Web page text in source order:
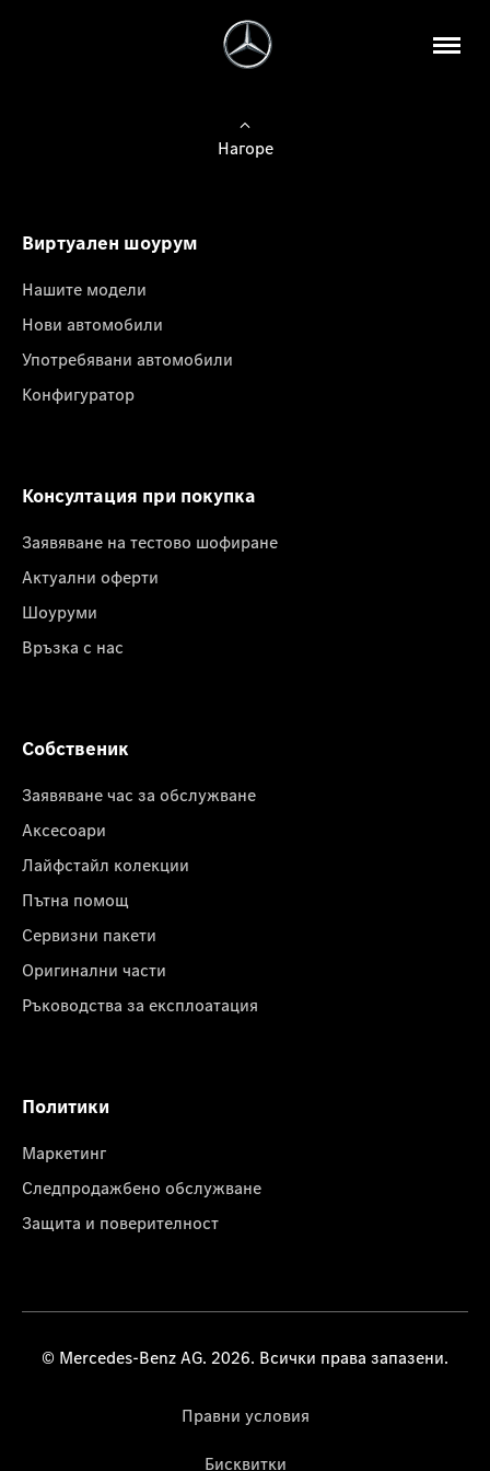
Нагоре
Виртуален шоурум
Нашите модели
Нови автомобили
Употребявани автомобили
Конфигуратор
Консултация при покупка
Заявяване на тестово шофиране
Актуални оферти
Шоуруми
Връзка с нас
Собственик
Заявяване час за обслужване
Аксесоари
Лайфстайл колекции
Пътна помощ
Сервизни пакети
Оригинални части
Ръководства за експлоатация
Политики
Маркетинг
Следпродажбено обслужване
Защита и поверителност
© Mercedes-Benz AG. 2026. Всички права запазени.
Правни условия
Бисквитки